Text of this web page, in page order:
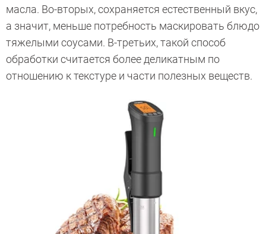
масла. Во-вторых, сохраняется естественный вкус,
а значит, меньше потребность маскировать блюдо
тяжелыми соусами. В-третьих, такой способ
обработки считается более деликатным по
отношению к текстуре и части полезных веществ.